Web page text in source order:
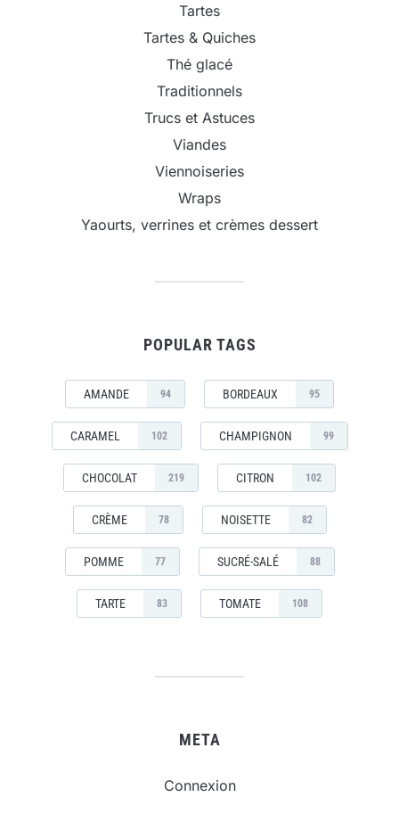
Tartes
Tartes & Quiches
Thé glacé
Traditionnels
Trucs et Astuces
Viandes
Viennoiseries
Wraps
Yaourts, verrines et crèmes dessert
POPULAR TAGS
AMANDE 94 BORDEAUX 95
CARAMEL 102 CHAMPIGNON 99
CHOCOLAT 219 CITRON 102
CRÈME 78 NOISETTE 82
POMME 77 SUCRÉ-SALÉ 88
TARTE 83 TOMATE 108
META
Connexion